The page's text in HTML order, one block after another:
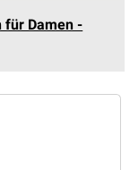
für Damen -